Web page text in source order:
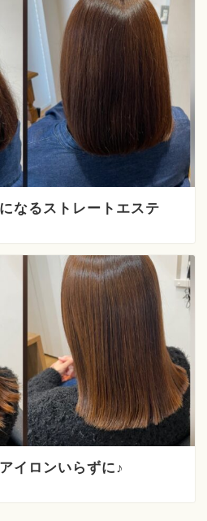
なるストレートエステ
イロンいらずに♪